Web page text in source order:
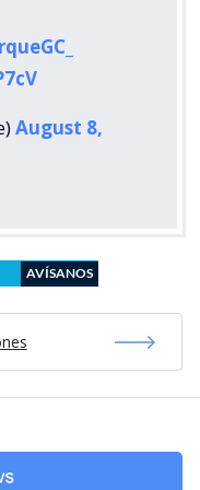
August 8,
AVÍSANOS